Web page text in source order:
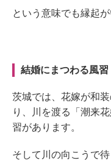
という意味でも縁起
結婚にまつわる風習
茨城では、花嫁が和
り、川を渡る
「潮来
習があります。
そして 川の向こうで